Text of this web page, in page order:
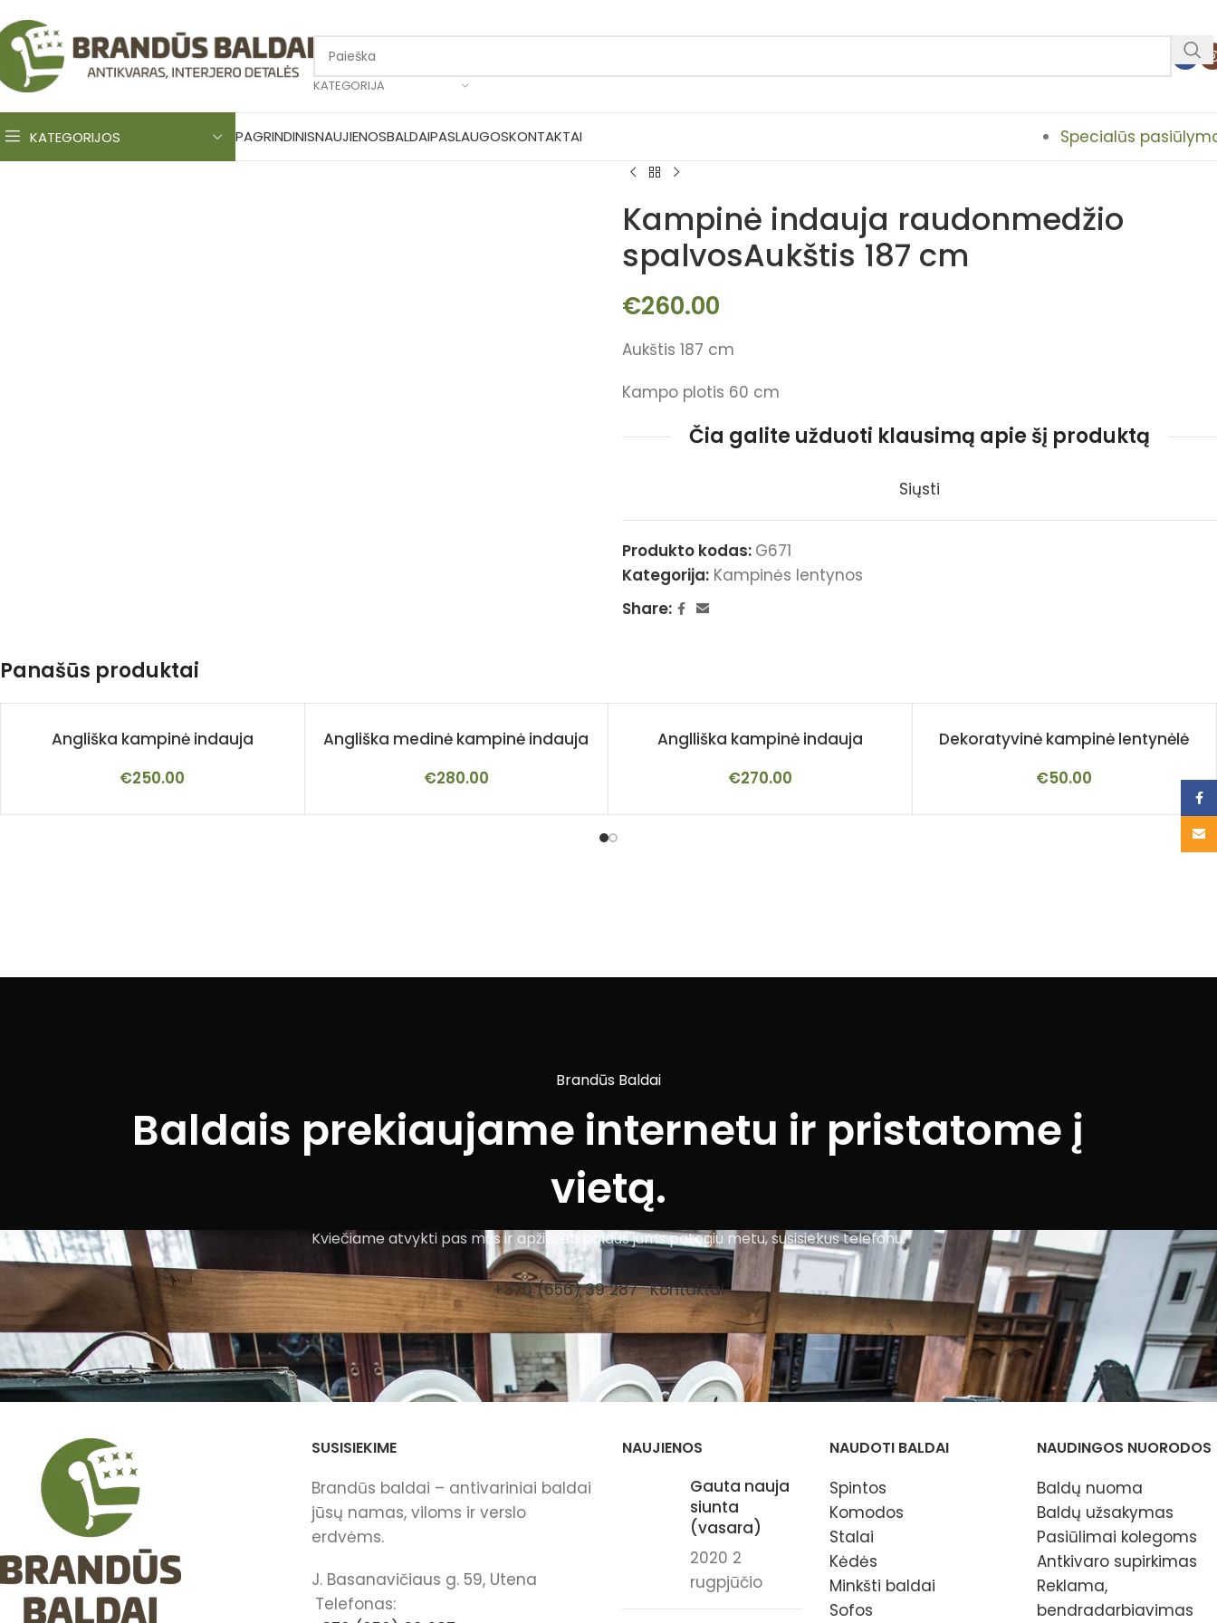
KATEGORIJA
KATEGORIJOS PAGRINDINISNAUJIENOSBALDAIPASLAUGOSKONTAKTAI Specialūs
Kampinė indauja raudonmedžio
spalvosAukštis 187 cm
€260.00
Aukštis 187 cm
Kampo plotis 60 cm
Čia galite užduoti klausimą apie šį produktą
Siųsti
Produkto kodas: G671
Kategorija: Kampinės lentynos
Share:
Panašūs produktai
Angliška kampinė indauja
€250.00
Angliška medinė kampinė indauja
€280.00
Anglliška kampinė indauja
€270.00
Dekoratyvinė kampinė lentynėlė
€50.00
Brandūs Baldai
Baldais prekiaujame internetu ir pristatome į
vietą.
Kviečiame atvykti pas mus ir apžiūrėti baldus jums patogiu metu, susisiekus telefonu.
+370 (656) 39 287 Kontaktai
SUSISIEKIME
Brandūs baldai – antivariniai baldai
jūsų namas, viloms ir verslo
erdvėms.
J. Basanavičiaus g. 59, Utena
Telefonas:
NAUJIENOS
Gauta nauja
siunta
(vasara)
2020 2
rugpjūčio
NAUDOTI BALDAI
Spintos
Komodos
Stalai
Kėdės
Minkšti baldai
Sofos
NAUDINGOS NUORODOS
Baldų nuoma
Baldų užsakymas
Pasiūlimai kolegoms
Antkivaro supirkimas
Reklama,
bendradarbiavimas
Email